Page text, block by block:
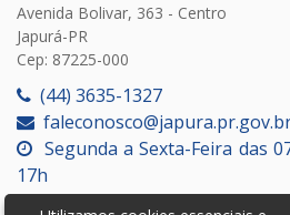
Avenida Bolivar, 363 - Centro
Japurá-PR
Cep: 87225-000
(44) 3635-1327
Segunda a Sexta-Feira das
17h